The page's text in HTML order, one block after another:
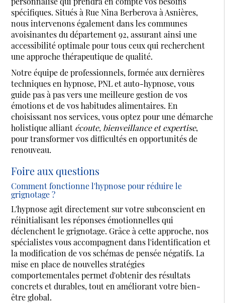
spécifiques. Situés à Rue Nina Berberova à Asnières,
nous intervenons également dans les communes
avoisinantes du département 92, assurant ainsi une
accessibilité optimale pour tous ceux qui recherchent
une approche thérapeutique de qualité.
Notre équipe de professionnels, formée aux dernières
techniques en hypnose, PNL et auto-hypnose, vous
guide pas à pas vers une meilleure gestion de vos
émotions et de vos habitudes alimentaires. En
choisissant nos services, vous optez pour une démarche
holistique alliant écoute, bienveillance et expertise,
pour transformer vos difficultés en opportunités de
renouveau.
Foire aux questions
Comment fonctionne l'hypnose pour réduire le
grignotage ?
L'hypnose agit directement sur votre subconscient en
réinitialisant les réponses émotionnelles qui
déclenchent le grignotage. Grâce à cette approche, nos
spécialistes vous accompagnent dans l'identification et
la modification de vos schémas de pensée négatifs. La
mise en place de nouvelles stratégies
comportementales permet d'obtenir des résultats
concrets et durables, tout en améliorant votre bien-
être global.